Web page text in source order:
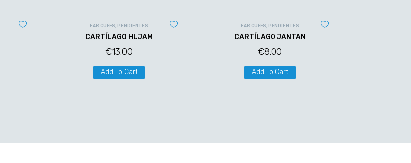
EAR CUFFS, PENDIENTES
CARTÍLAGO HUJAM
€13.00
Add To Cart
EAR CUFFS, PENDIENTES
CARTÍLAGO JANTAN
€8.00
Add To Cart